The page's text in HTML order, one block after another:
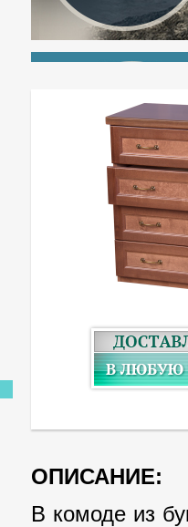
ОПИСАНИЕ:
В комоде из